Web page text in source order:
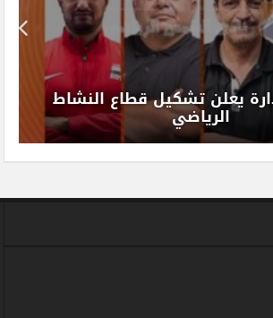
يعلن تشكيل قطاع النشاط
الرياضي